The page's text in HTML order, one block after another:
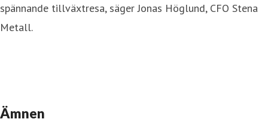
spännande tillväxtresa, säger Jonas Höglund, CFO Stena
Metall.
Ämnen